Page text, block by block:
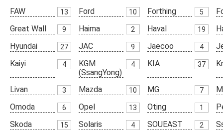
FAW
13 Ford 10 Forthing 5
Great Wall
9 Haima 2 Haval 19
Hyundai
27 JAC 9 Jaecoo 4
Kaiyi
4
KGM
(SsangYong)
4 KIA 37
Livan 3 Mazda 10 MG 7
Omoda
6 Opel 13 Oting 1
Skoda
15 Solaris 4 SOUEAST 2